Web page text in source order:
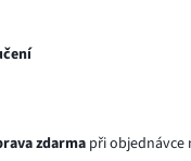
zdarma při objednávce